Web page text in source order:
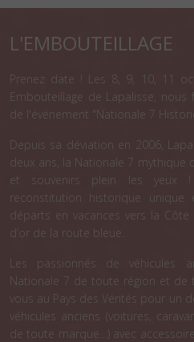
L'EMBOUTEILLAGE
Prenez date ! Les 8, 9, 10, 11
Embouteillage de Lapalisse,
de l'événement "Nationale 7
Depuis sa déviation en 2006,
deux ans, la Nationale 7 mythique
et souvenirs plein les yeux
reconstitution historique
départs en vacances vers la Côte
d’or de la route bleue.
Les passionnés de véhicules
Nationale 7 de toute région et de
vous au Pays des Vérités pour un
véhicules anciens (voitures,
de toute marque…) avec